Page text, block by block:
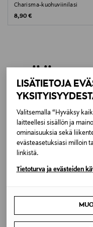
LISÄTIETOJA
Valitsemalla “Hyväksy
laitteellesi sisällön ja
ominaisuuksia sekä
evästeasetuksiasi milloin
linkistä.
Tietoturva ja evästeiden
Charisma-kuohuviinilasi
Original Price
8,90 €
LISÄÄ